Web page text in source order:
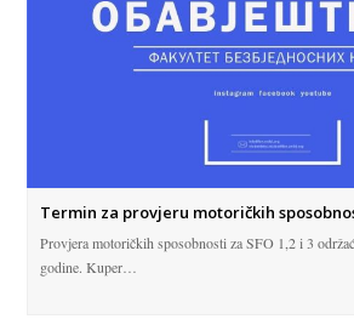
Termin za provjeru motoričkih
Provjera motoričkih sposobnosti za SFO 1,2 i 3
godine. Kuper…